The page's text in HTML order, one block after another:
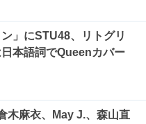
」にSTU48、リトグリ
本語詞でQueenカバー
木麻衣、May J.、森山直